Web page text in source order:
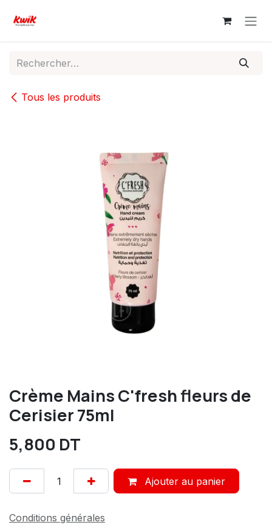
Tous les produits
Crème Mains C'fresh fleurs de
Cerisier 75ml
5,800 DT
Ajouter au panier
Conditions générales